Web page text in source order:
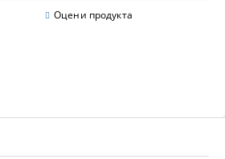
Оцени продукта